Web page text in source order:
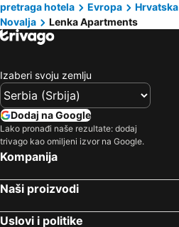
pretraga hotela
Evropa Hrvatska
Novalja
Lenka Apartments
Izaberi svoju zemlju
Dodaj na Google
Lako pronađi naše rezultate: dodaj
trivago kao omiljeni izvor na Google.
Kompanija
Naši proizvodi
Uslovi i politike